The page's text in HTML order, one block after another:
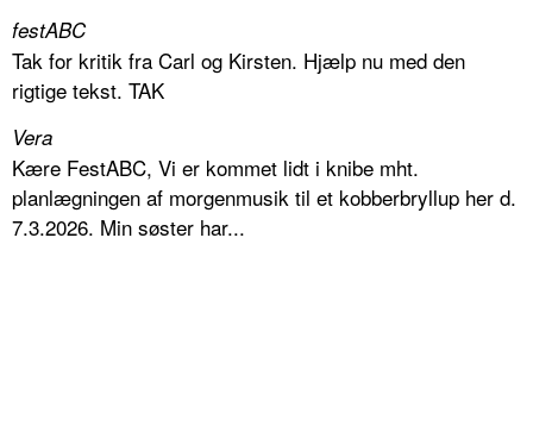
festABC
Tak for kritik fra Carl og Kirsten. Hjælp nu med den
rigtige tekst. TAK
Vera
Kære FestABC, Vi er kommet lidt i knibe mht.
planlægningen af morgenmusik til et kobberbryllup her d.
7.3.2026. Min søster har...